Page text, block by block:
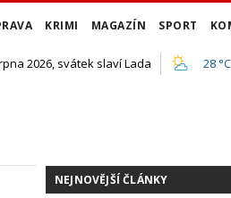
KRIMI MAGAZÍN SPORT
2026, svátek slaví Lada 28 °C
NEJNOVĚJŠÍ ČLÁNKY